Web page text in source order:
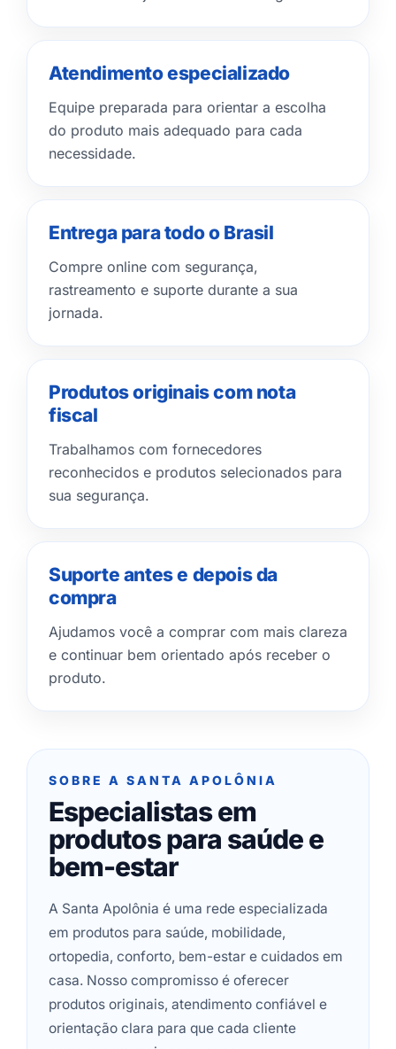
Atendimento especializado
Equipe preparada para orientar a escolha
do produto mais adequado para cada
necessidade.
Entrega para todo o Brasil
Compre online com segurança,
rastreamento e suporte durante a sua
jornada.
Produtos originais com nota
fiscal
Trabalhamos com fornecedores
reconhecidos e produtos selecionados para
sua segurança.
Suporte antes e depois da
compra
Ajudamos você a comprar com mais clareza
e continuar bem orientado após receber o
produto.
SOBRE A SANTA APOLÔNIA
Especialistas em
produtos para saúde e
bem-estar
A Santa Apolônia é uma rede especializada
em produtos para saúde, mobilidade,
ortopedia, conforto, bem-estar e cuidados em
casa. Nosso compromisso é oferecer
produtos originais, atendimento confiável e
orientação clara para que cada cliente